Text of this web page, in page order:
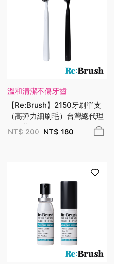
溫和清潔不傷牙齒
【Re:Brush】2150牙刷單支
（高彈力細刷毛）台灣總代理
公司貨
NT$200 NT$ 180